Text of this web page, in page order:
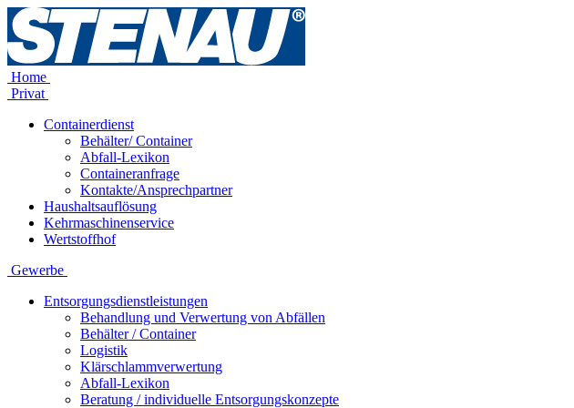
Home
Privat
Containerdienst
Behälter/ Container
Abfall-Lexikon
Containeranfrage
Kontakte/Ansprechpartner
Haushaltsauflösung
Kehrmaschinenservice
Wertstoffhof
Gewerbe
Entsorgungsdienstleistungen
Behandlung und Verwertung von Abfällen
Behälter / Container
Logistik
Klärschlammverwertung
Abfall-Lexikon
Beratung / individuelle Entsorgungskonzepte